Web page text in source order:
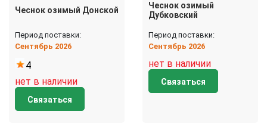
Чеснок озимый Донской
Период поставки:
Сентябрь 2026
4
нет в наличии
Связаться
Чеснок озимый
Дубковский
Период поставки:
Сентябрь 2026
нет в наличии
Связаться